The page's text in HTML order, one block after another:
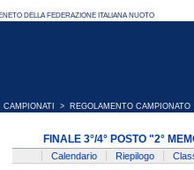
CAMPIONATI > REGOLAMENTO CAMPIONATO
FINALE 3°/4° POSTO "2°
Calendario Riepilogo